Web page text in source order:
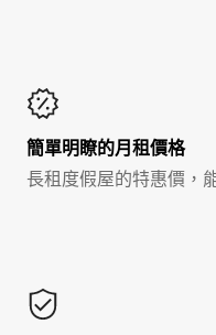
簡單明瞭的月租價格
長租度假屋的特惠價，